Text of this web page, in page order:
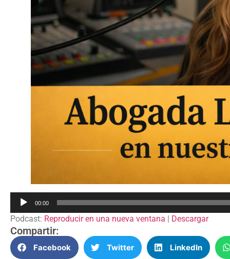
Reproductor
audio
00:00
Podcast: Reproducir en una nueva ventana Descargar
Compartir:
Facebook Twitter LinkedIn